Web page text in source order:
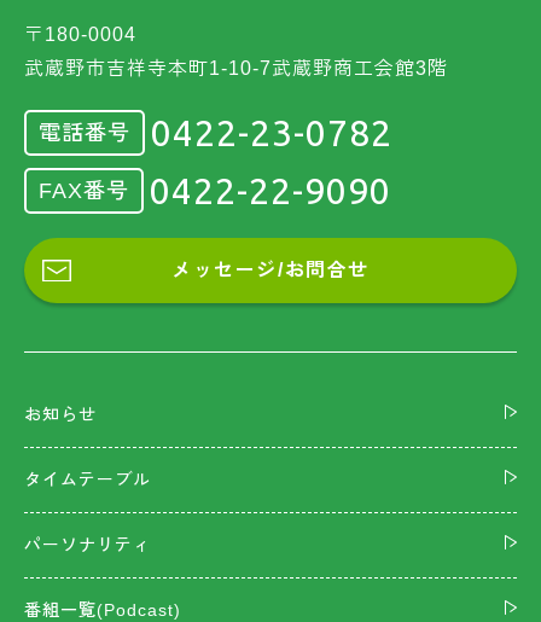
〒180-0004
武蔵野市吉祥寺本町1-10-7武蔵野商工会館3階
電話番号 0422-23-0782
FAX番号 0422-22-9090
メッセージ/お問合せ
お知らせ
タイムテーブル
パーソナリティ
番組一覧(Podcast)